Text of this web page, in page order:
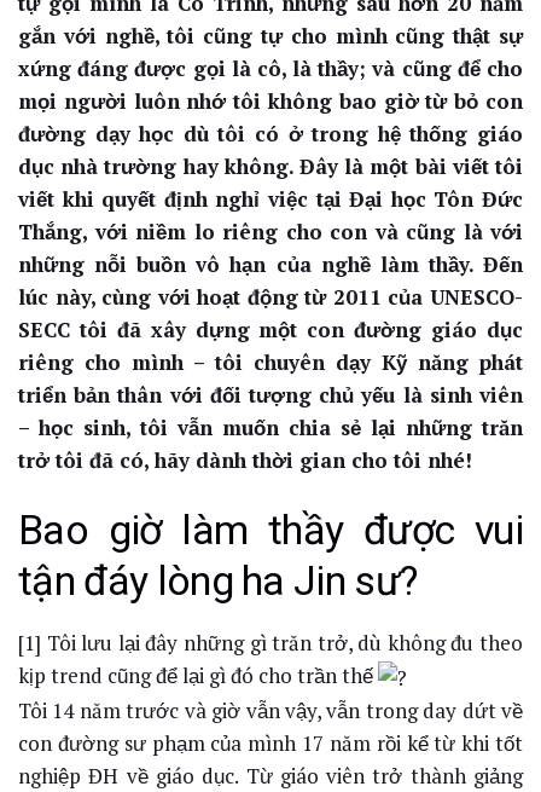
gắn với nghề, tôi cũng tự cho mình cũng thật sự
xứng đáng được gọi là cô, là thầy; và cũng để cho
mọi người luôn nhớ tôi không bao giờ từ bỏ con
đường dạy học dù tôi có ở trong hệ thống giáo
dục nhà trường hay không. Đây là một bài viết tôi
viết khi quyết định nghỉ việc tại Đại học Tôn Đức
Thắng, với niềm lo riêng cho con và cũng là với
những nỗi buồn vô hạn của nghề làm thầy. Đến
lúc này, cùng với hoạt động từ 2011 của UNESCO-
SECC tôi đã xây dựng một con đường giáo dục
riêng cho mình – tôi chuyên dạy Kỹ năng phát
triển bản thân với đối tượng chủ yếu là sinh viên
– học sinh, tôi vẫn muốn chia sẻ lại những trăn
trở tôi đã có, hãy dành thời gian cho tôi nhé!
Bao giờ làm thầy được vui
tận đáy lòng ha Jin sư?
[1] Tôi lưu lại đây những gì trăn trở, dù không đu theo
kịp trend cũng để lại gì đó cho trần thế
Tôi 14 năm trước và giờ vẫn vậy, vẫn trong day dứt về
con đường sư phạm của mình 17 năm rồi kể từ khi tốt
nghiệp ĐH về giáo dục. Từ giáo viên trở thành giảng